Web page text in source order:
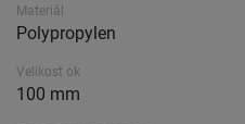
Materiál
Polypropylen
Velikost ok
100 mm